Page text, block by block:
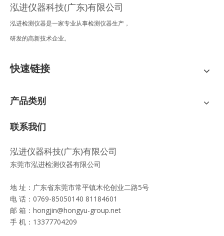
泓进仪器科技(广东)有限公司
泓进检测仪器是一家专业从事检测仪器生产，
研发的高新技术企业。
快速链接
产品类别
联系我们
泓进仪器科技(广东)有限公司
东莞市泓进检测仪器有限公司
地 址：广东省东莞市常平镇木伦创业二路5号
电 话：0769-85050140 81184601
邮 箱： hongjin@hongyu-group.net
手 机：13377704209